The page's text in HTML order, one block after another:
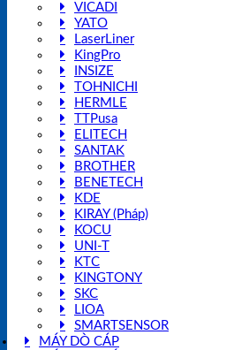
VICADI
YATO
LaserLiner
KingPro
INSIZE
TOHNICHI
HERMLE
TTPusa
ELITECH
SANTAK
BROTHER
BENETECH
KDE
KIRAY (Pháp)
KOCU
UNI-T
KTC
KINGTONY
SKC
LIOA
SMARTSENSOR
MÁY DÒ CÁP